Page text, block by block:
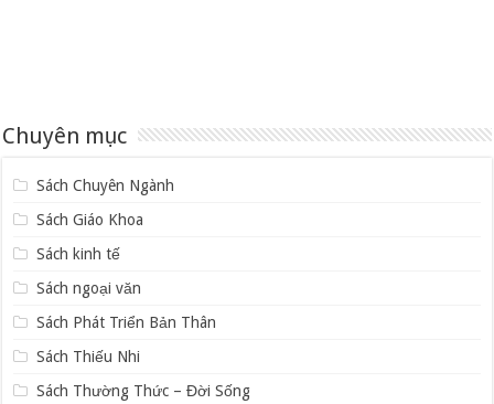
Chuyên mục
Sách Chuyên Ngành
Sách Giáo Khoa
Sách kinh tế
Sách ngoại văn
Sách Phát Triển Bản Thân
Sách Thiếu Nhi
Sách Thường Thức – Đời Sống